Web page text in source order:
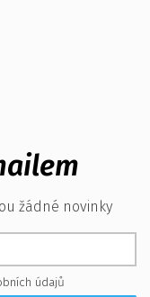
žádné novinky
údajů